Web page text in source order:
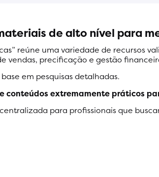
de alto nível para
reúne uma variedade de recursos
vendas, precificação e gestão
em pesquisas detalhadas.
conteúdos extremamente práticos
para profissionais que